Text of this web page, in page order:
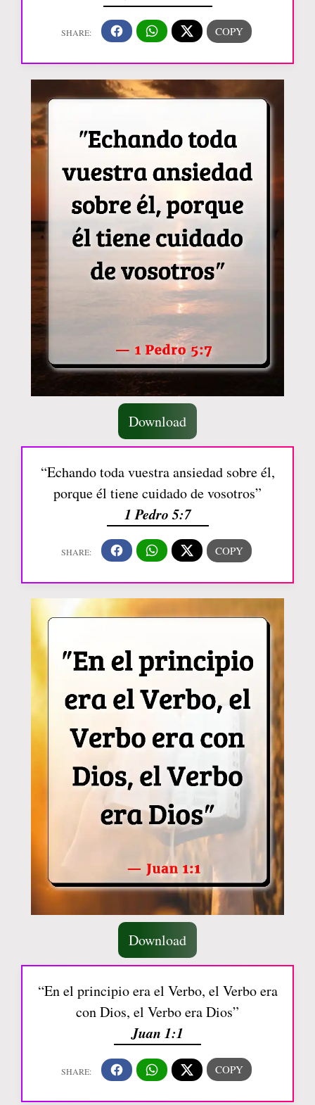
Download
“Echando toda vuestra ansiedad sobre él,
porque él tiene cuidado de vosotros”
1 Pedro 5:7
Download
“En el principio era el Verbo, el Verbo era
con Dios, el Verbo era Dios”
Juan 1:1